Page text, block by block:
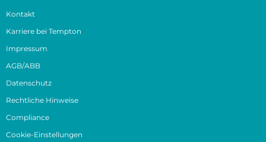
Kontakt
Karriere bei Tempton
Impressum
AGB/ABB
Datenschutz
Rechtliche Hinweise
Compliance
Cookie-Einstellungen